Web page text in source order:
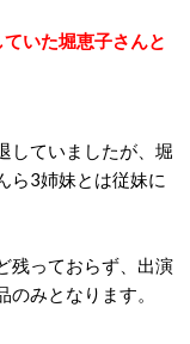
いた堀恵子さんと
していましたが、堀
ら3姉妹とは従妹に
残っておらず、出演
みとなります。